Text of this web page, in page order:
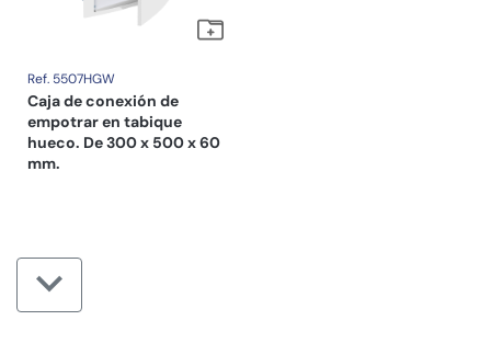
Ref. 5507HGW
Caja de conexión de
empotrar en tabique
hueco. De 300 x 500 x 60
mm.